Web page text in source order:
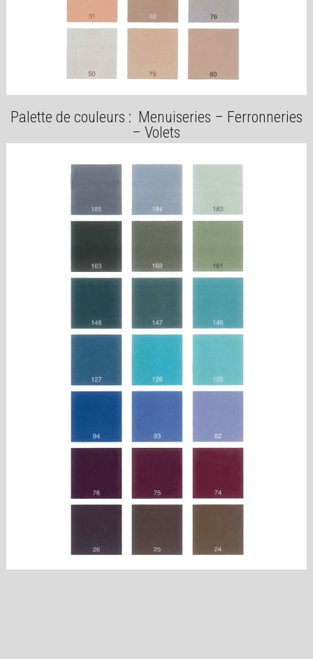
Palette de couleurs : Menuiseries – Ferronneries
– Volets